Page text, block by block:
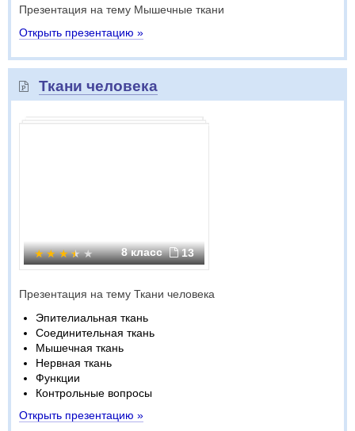
Презентация на тему Мышечные ткани
Открыть презентацию »
Ткани человека
8 класс 13
Презентация на тему Ткани человека
Эпителиальная ткань
Соединительная ткань
Мышечная ткань
Нервная ткань
Функции
Контрольные вопросы
Открыть презентацию »